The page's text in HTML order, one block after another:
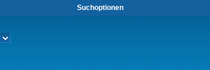
Suchoptionen